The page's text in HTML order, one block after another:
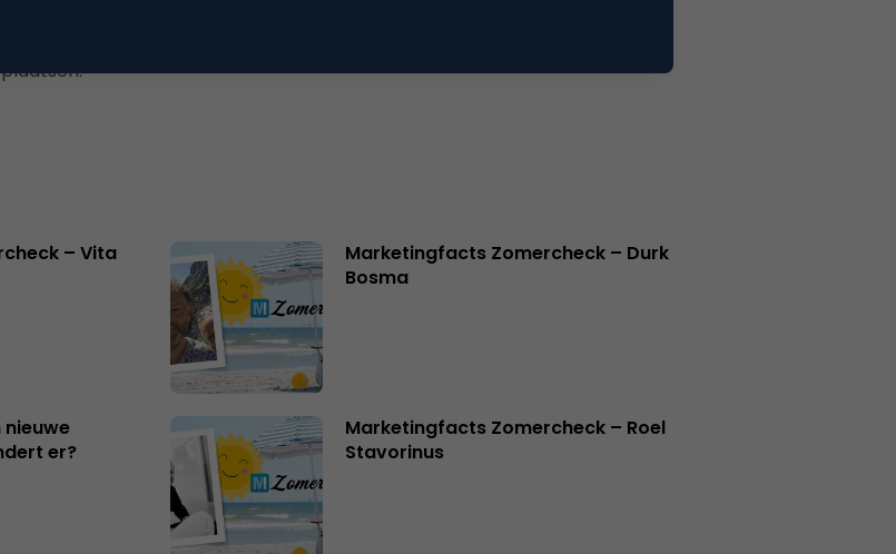
– Vita
Marketingfacts Zomercheck – Durk
Bosma
nieuwe
er?
Marketingfacts Zomercheck – Roel
Stavorinus